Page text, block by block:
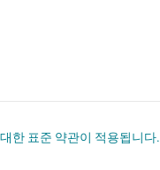
한 표준 약관이 적용됩니다.